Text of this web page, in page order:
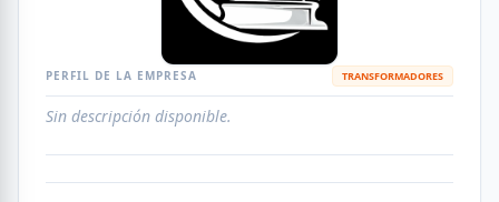
PERFIL DE LA EMPRESA TRANSFORMADORES
Sin descripción disponible.